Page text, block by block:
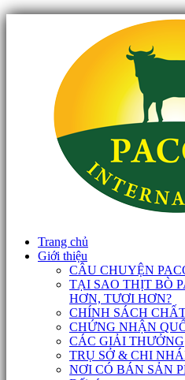
Trang chủ
Giới thiệu
CÂU CHUYỆN
TẠI SAO THỊT BÒ
HƠN, TƯƠI HƠN?
CHÍNH SÁCH
CHỨNG NHẬN
CÁC GIẢI THƯỞNG
TRỤ SỞ & CHI
NƠI CÓ BÁN SẢN